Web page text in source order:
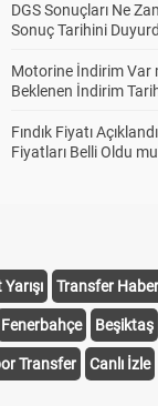
DGS Sonuçları Ne
Sonuç Tarihini
Motorine İndirim Var
Beklenen İndirim
Fındık Fiyatı
Fiyatları Belli Oldu
Transfer
Fenerbahçe Beşiktaş
Transfer Canlı İzle